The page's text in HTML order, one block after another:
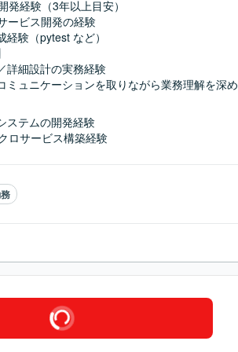
発経験（3年以上目安）
ービス開発の経験
経験（pytest など）
詳細設計の実務経験
ミュニケーションを取りながら業務理解を深
ステムの開発経験
ロサービス構築経験